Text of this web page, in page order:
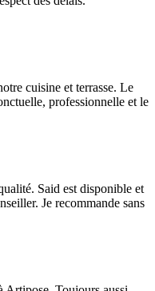
cuisine et terrasse. Le
professionnelle et le
Said est disponible et
Je recommande sans